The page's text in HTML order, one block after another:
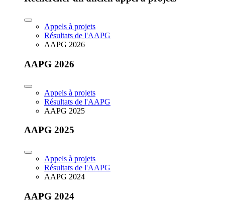
Appels à projets
Résultats de l'AAPG
AAPG 2026
AAPG 2026
Appels à projets
Résultats de l'AAPG
AAPG 2025
AAPG 2025
Appels à projets
Résultats de l'AAPG
AAPG 2024
AAPG 2024